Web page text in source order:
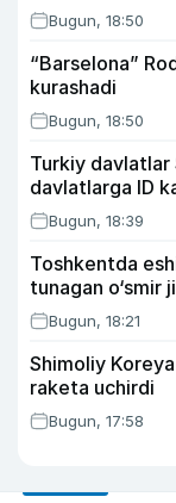
Bugun, 18:50
“Barselona”
kurashadi
Bugun, 18:50
Turkiy davlatlar
davlatlarga ID
Bugun, 18:39
Toshkentda
tunagan o‘smir
Bugun, 18:21
Shimoliy
raketa uchirdi
Bugun, 17:58